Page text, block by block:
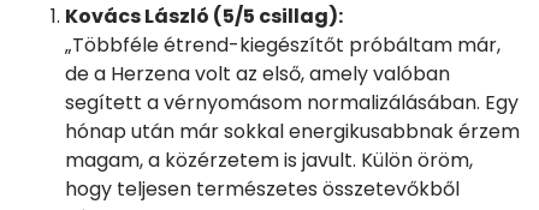
Kovács László (5/5 csillag):
„Többféle étrend-kiegészítőt próbáltam már,
de a Herzena volt az első, amely valóban
segített a vérnyomásom normalizálásában. Egy
hónap után már sokkal energikusabbnak érzem
magam, a közérzetem is javult. Külön öröm,
hogy teljesen természetes összetevőkből